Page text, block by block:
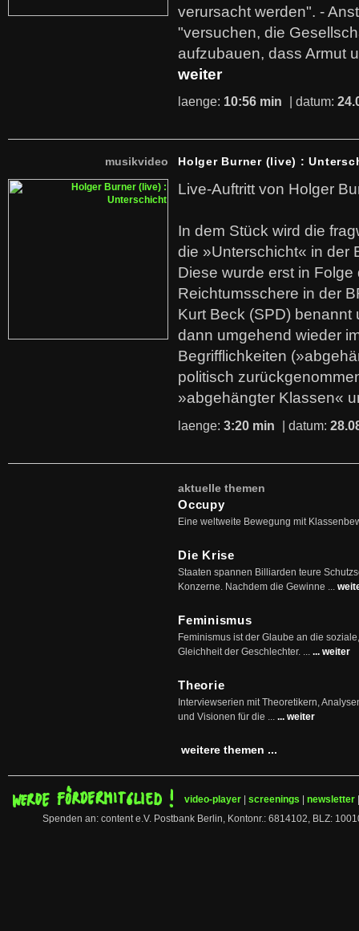
verursacht werden". -
"versuchen, die
aufzubauen, dass Armut
weiter
laenge: 10:56 min | datum:
musikvideo Holger Burner (live) :
Live-Auftritt von Holger
In dem Stück wird die
die »Unterschicht« in der
Diese wurde erst in
Reichtumsschere in der
Kurt Beck (SPD)
dann umgehend wieder
Begrifflichkeiten
politisch
»abgehängter Klassen«
laenge: 3:20 min | datum:
aktuelle themen
Occupy
Eine weltweite Bewegung mit
Die Krise
Staaten spannen Billiarden teure
Konzerne. Nachdem die Gewinne ...
Feminismus
Feminismus ist der Glaube an die
Gleichheit der Geschlechter. ... ... weiter
Theorie
Interviewserien mit Theoretikern,
und Visionen für die ... ... weiter
weitere themen ...
video-player screenings newsletter
Spenden an: content e.V. Postbank Berlin, Kontonr.: 6814102, BLZ: